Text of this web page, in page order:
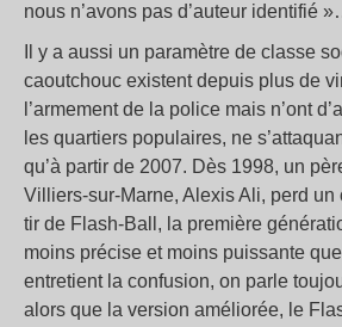
nous n’avons pas d’auteur identifié
Il y a aussi un paramètre de classe
caoutchouc existent depuis plus de
l’armement de la police mais n’ont
les quartiers populaires, ne
qu’à partir de 2007. Dès 1998, un
Villiers-sur-Marne, Alexis Ali, perd
tir de Flash-Ball, la première
moins précise et moins puissante
entretient la confusion, on parle
alors que la version améliorée, le